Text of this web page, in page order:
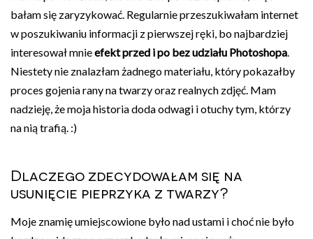
bałam się zaryzykować. Regularnie przeszukiwałam internet
w poszukiwaniu informacji z pierwszej ręki, bo najbardziej
interesował mnieefekt przed i po bez udziału Photoshopa.
Niestety nie znalazłam żadnego materiału, który pokazałby
proces gojenia rany na twarzy oraz realnych zdjęć. Mam
nadzieję, że moja historia doda odwagi i otuchy tym, którzy
na nią trafią. :)
Dlaczego zdecydowałam się na
usunięcie pieprzyka z twarzy?
Moje znamię umiejscowione było nad ustami i choć nie było